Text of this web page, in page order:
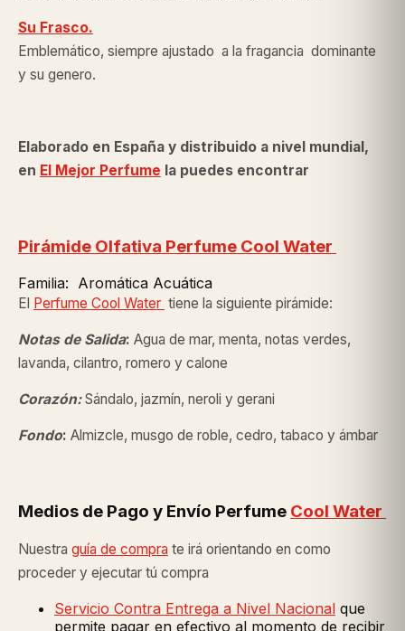
Su Frasco.
Emblemático, siempre ajustado a la fragancia dominante
y su genero.
Elaborado en España y distribuido a nivel mundial,
en El Mejor Perfume la puedes encontrar
Pirámide Olfativa Perfume Cool Water
Familia: Aromática Acuática
El Perfume Cool Water tiene la siguiente pirámide:
Notas de Salida: Agua de mar, menta, notas verdes,
lavanda, cilantro, romero y calone
Corazón:Sándalo, jazmín, neroli y gerani
Fondo: Almizcle, musgo de roble, cedro, tabaco y ámbar
Medios de Pago y Envío Perfume Cool Water
Nuestra guía de compra te irá orientando en como
proceder y ejecutar tú compra
Servicio Contra Entrega a Nivel Nacional que
permite pagar en efectivo al momento de recibir